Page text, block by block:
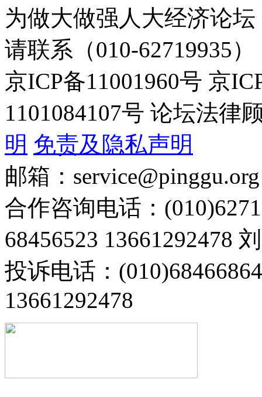
为做大做强人大经济论
请联系（010-62719935）
京ICP备11001960号 京
1101084107号 论坛法律
明 免责及隐私声明
邮箱：service@pinggu.org
合作咨询电话：
68456523 13661292478
投诉电话：
13661292478